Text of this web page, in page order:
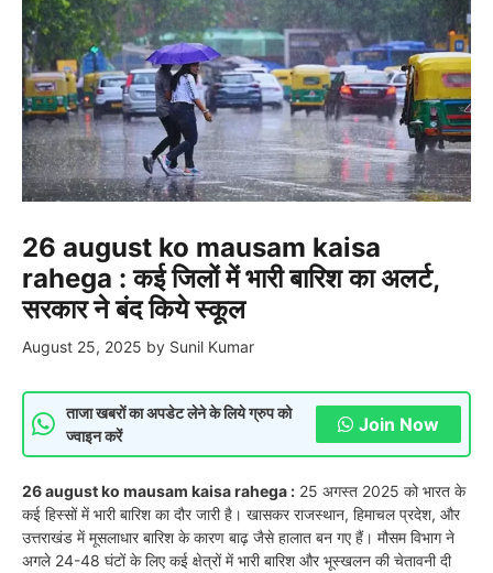
26 august ko mausam kaisa
rahega : कई जिलों में भारी बारिश का अलर्ट,
सरकार ने बंद किये स्कूल
August 25, 2025 by Sunil Kumar
ताजा खबरों का अपडेट लेने के लिये ग्रुप को
ज्वाइन करें
Join Now
26 august ko mausam kaisa rahega : 25 अगस्त 2025 को भारत के
कई हिस्सों में भारी बारिश का दौर जारी है। खासकर राजस्थान, हिमाचल प्रदेश, और
उत्तराखंड में मूसलाधार बारिश के कारण बाढ़ जैसे हालात बन गए हैं। मौसम विभाग ने
अगले 24-48 घंटों के लिए कई क्षेत्रों में भारी बारिश और भूस्खलन की चेतावनी दी